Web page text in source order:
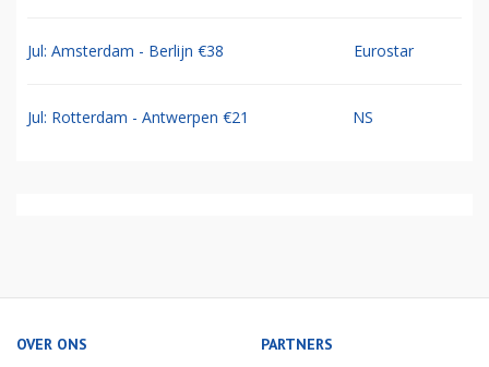
Jul: Amsterdam - Berlijn €38 Eurostar
Jul: Rotterdam - Antwerpen €21 NS
OVER ONS PARTNERS